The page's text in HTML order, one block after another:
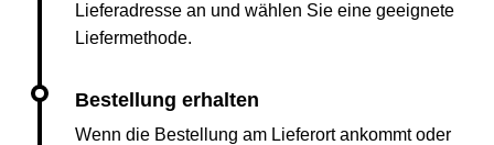
Lieferadresse an und wählen Sie eine geeignete
Liefermethode.
Wenn die Bestellung am Lieferort ankommt oder